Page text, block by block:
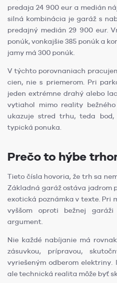
predaja 24 900 eur a medián
silná kombinácia je garáž s
predajný medián 29 900 eur.
ponúk, vonkajšie 385 ponúk a
jamy má 300 ponúk.
V týchto porovnaniach
cien, nie s priemerom. Pri
jeden extrémne drahý alebo
vytiahol mimo reality
ukazuje stred trhu, teda bod,
typická ponuka.
Prečo to hýbe
Tieto čísla hovoria, že trh sa
Základná garáž ostáva jadrom
exotická poznámka v texte. Pri
vyššom oproti bežnej
argument.
Nie každé nabíjanie má
zásuvkou, prípravou,
vyriešeným odberom elektriny.
ale technická realita môže byť